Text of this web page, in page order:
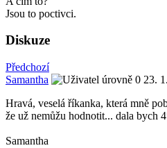
Jsou to poctivci.
Diskuze
Předchozí
Samantha
23.
Hravá, veselá říkanka, která mně
že už nemůžu hodnotit... dala bych
Samantha